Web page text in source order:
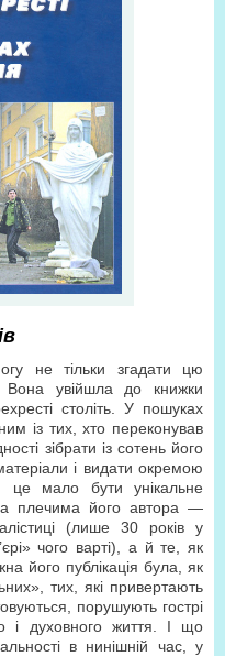
не тільки згадати цю
Вона увійшла до книжки
століть. У пошуках
із тих, хто переконував
зібрати із сотень його
і видати окремою
мало бути унікальне
плечима його автора —
(лише 30 років у
чого варті), а й те, як
його публікація була, як
тих, які привертають
порушують гострі
і духовного життя. І що
в нинішній час, у